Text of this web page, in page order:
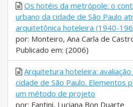
Os hotéis da metrópole: o
urbano da cidade de São Paulo
arquitetônica hoteleira (1940-
por: Monteiro, Ana Carla de
Publicado em: (2006)
Arquitetura hoteleira:
cidade de São Paulo. Elementos
um método de projeto
por: Fantini, Luciana Bon Duarte